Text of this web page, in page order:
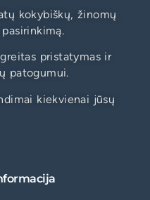
kokybiškų, žinomų
pristatymas ir
patogumui.
kiekvienai jūsų